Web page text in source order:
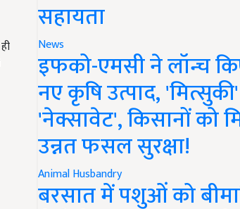
सहायता
News
इफको-एमसी ने लॉन्च
नए कृषि उत्पाद,
'नेक्सावेट', किसानों को
उन्नत फसल सुरक्षा!
Animal Husbandry
बरसात में पशुओं को